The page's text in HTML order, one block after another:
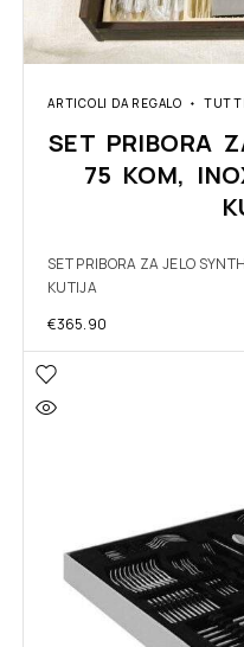
ARTICOLI DA REGALO
SET PRIBORA
75 KOM,
SET PRIBORA ZA JELO
KUTIJA
€365.90